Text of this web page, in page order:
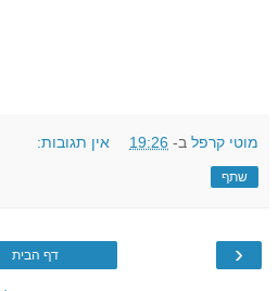
מוטי קרפל ב- 19:26 אין תגובות:
שתף
‹ דף הבית